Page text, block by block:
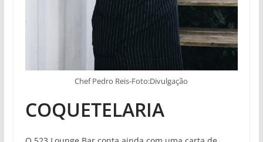
Chef Pedro Reis-Foto:Divulgação
COQUETELARIA